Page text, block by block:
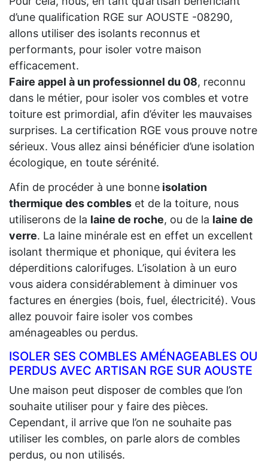
d’une qualification RGE sur AOUSTE -08290,
allons utiliser des isolants reconnus et
performants, pour isoler votre maison
efficacement.
Faire appel à un professionnel du 08, reconnu
dans le métier, pour isoler vos combles et votre
toiture est primordial, afin d’éviter les mauvaises
surprises. La certification RGE vous prouve notre
sérieux. Vous allez ainsi bénéficier d’une isolation
écologique, en toute sérénité.
Afin de procéder à une bonne isolation
thermique des combles et de la toiture, nous
utiliserons de la laine de roche, ou de la laine de
verre. La laine minérale est en effet un excellent
isolant thermique et phonique, qui évitera les
déperditions calorifuges. L’isolation à un euro
vous aidera considérablement à diminuer vos
factures en énergies (bois, fuel, électricité). Vous
allez pouvoir faire isoler vos combes
aménageables ou perdus.
ISOLER SES COMBLES AMÉNAGEABLES OU
PERDUS AVEC ARTISAN RGE SUR AOUSTE
Une maison peut disposer de combles que l’on
souhaite utiliser pour y faire des pièces.
Cependant, il arrive que l’on ne souhaite pas
utiliser les combles, on parle alors de combles
perdus, ou non utilisés.